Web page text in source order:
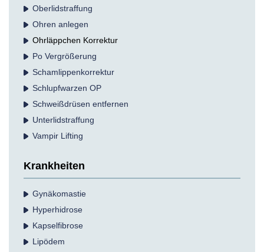
Oberlidstraffung
Ohren anlegen
Ohrläppchen Korrektur
Po Vergrößerung
Schamlippenkorrektur
Schlupfwarzen OP
Schweißdrüsen entfernen
Unterlidstraffung
Vampir Lifting
Krankheiten
Gynäkomastie
Hyperhidrose
Kapselfibrose
Lipödem